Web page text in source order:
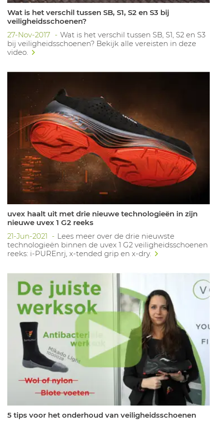
Wat is het verschil tussen SB, S1, S2 en S3 bij
veiligheidsschoenen?
27-Nov-2017
Wat is het verschil tussen SB, S1, S2 en S3
bij veiligheidsschoenen? Bekijk alle vereisten in deze
video.
uvex haalt uit met drie nieuwe technologieën in zijn
nieuwe uvex 1 G2 reeks
21-Jun-2021
Lees meer over de drie nieuwste
technologieën binnen de uvex 1 G2 veiligheidsschoenen
reeks: i-PUREnrj, x-tended grip en x-dry.
5 tips voor het onderhoud van veiligheidsschoenen